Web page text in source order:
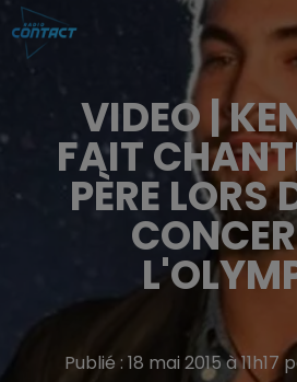
VIDEO |
FAIT
PÈRE LORS
Publié : 18 mai 2015 à